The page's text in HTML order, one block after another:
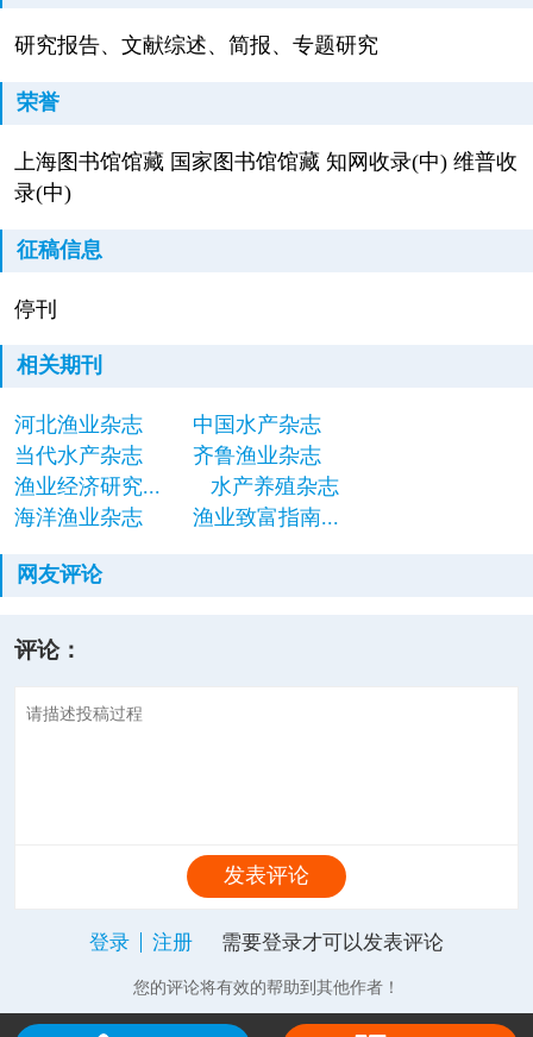
研究报告、文献综述、简报、专题研究
荣誉
上海图书馆馆藏 国家图书馆馆藏 知网收录(中) 维普收
录(中)
征稿信息
停刊
相关期刊
河北渔业杂志
中国水产杂志
当代水产杂志
齐鲁渔业杂志
渔业经济研究...
水产养殖杂志
海洋渔业杂志
渔业致富指南...
网友评论
评论：
发表评论
登录 注册 需要登录才可以发表评论
您的评论将有效的帮助到其他作者！